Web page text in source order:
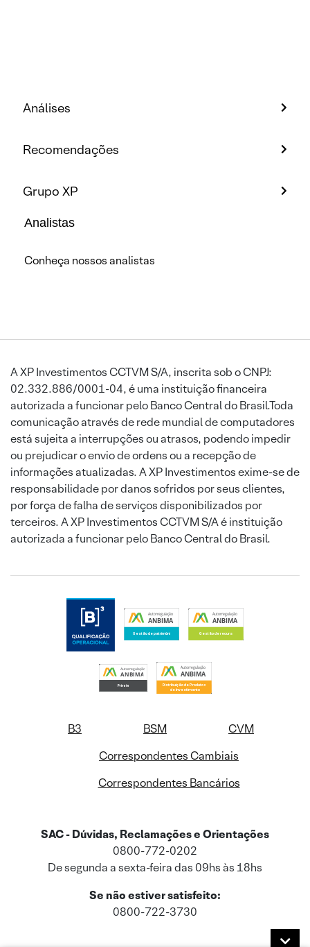
Análises
Recomendações
Grupo XP
Analistas
Conheça nossos analistas
A XP Investimentos CCTVM S/A, inscrita sob o CNPJ:
02.332.886/0001-04, é uma instituição financeira
autorizada a funcionar pelo Banco Central do Brasil.Toda
comunicação através de rede mundial de computadores
está sujeita a interrupções ou atrasos, podendo impedir
ou prejudicar o envio de ordens ou a recepção de
informações atualizadas. A XP Investimentos exime-se de
responsabilidade por danos sofridos por seus clientes,
por força de falha de serviços disponibilizados por
terceiros. A XP Investimentos CCTVM S/A é instituição
autorizada a funcionar pelo Banco Central do Brasil.
B3 BSM
CVM
Correspondentes Cambiais
Correspondentes Bancários
SAC - Dúvidas, Reclamações e Orientações
0800-772-0202
De segunda a sexta-feira das 09hs às 18hs
Se não estiver satisfeito:
0800-722-3730